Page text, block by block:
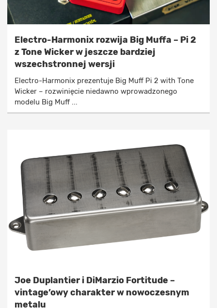
Electro-Harmonix rozwija Big Muffa – Pi 2
z Tone Wicker w jeszcze bardziej
wszechstronnej wersji
Electro-Harmonix prezentuje Big Muff Pi 2 with Tone
Wicker – rozwinięcie niedawno wprowadzonego
modelu Big Muff ...
Joe Duplantier i DiMarzio Fortitude –
vintage’owy charakter w nowoczesnym
metalu